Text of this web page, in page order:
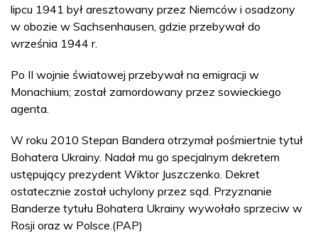
lipcu 1941 był aresztowany przez Niemców i osadzony
w obozie w Sachsenhausen, gdzie przebywał do
września 1944 r.
Po II wojnie światowej przebywał na emigracji w
Monachium; został zamordowany przez sowieckiego
agenta.
W roku 2010 Stepan Bandera otrzymał pośmiertnie tytuł
Bohatera Ukrainy. Nadał mu go specjalnym dekretem
ustępujący prezydent Wiktor Juszczenko. Dekret
ostatecznie został uchylony przez sąd. Przyznanie
Banderze tytułu Bohatera Ukrainy wywołało sprzeciw w
Rosji oraz w Polsce.(PAP)